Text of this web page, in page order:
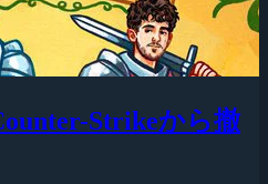
Strikeから撤